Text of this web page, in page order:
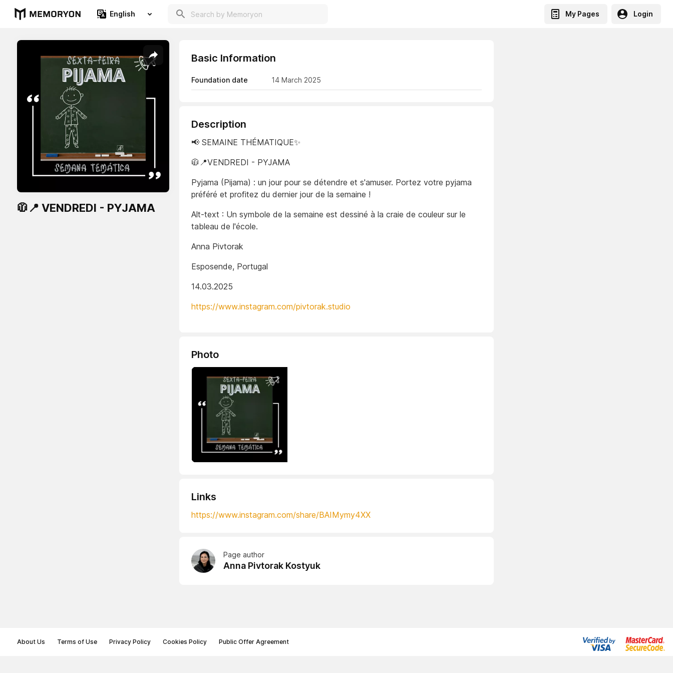
English My Pages Login
🧥📍 VENDREDI - PYJAMA
Basic Information
Foundation date 14 March 2025
Description
📢 SEMAINE THÉMATIQUE✨
🧥📍VENDREDI - PYJAMA
Pyjama (Pijama) : un jour pour se détendre et s'amuser. Portez votre pyjama
préféré et profitez du dernier jour de la semaine !
Alt-text : Un symbole de la semaine est dessiné à la craie de couleur sur le
tableau de l'école.
Anna Pivtorak
Esposende, Portugal
14.03.2025
https://www.instagram.com/pivtorak.studio
Photo
Links
https://www.instagram.com/share/BAIMymy4XX
Page author
Anna Pivtorak Kostyuk
About Us Terms of Use Privacy Policy Cookies Policy Public Offer Agreement